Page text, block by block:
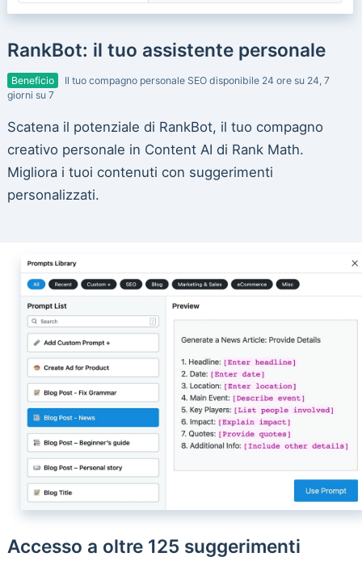
RankBot: il tuo assistente personale
Beneficio
Il tuo compagno personale SEO disponibile 24 ore su 24, 7
giorni su 7
Scatena il potenziale di RankBot, il tuo compagno
creativo personale in Content AI di Rank Math.
Migliora i tuoi contenuti con suggerimenti
personalizzati.
Accesso a oltre 125 suggerimenti